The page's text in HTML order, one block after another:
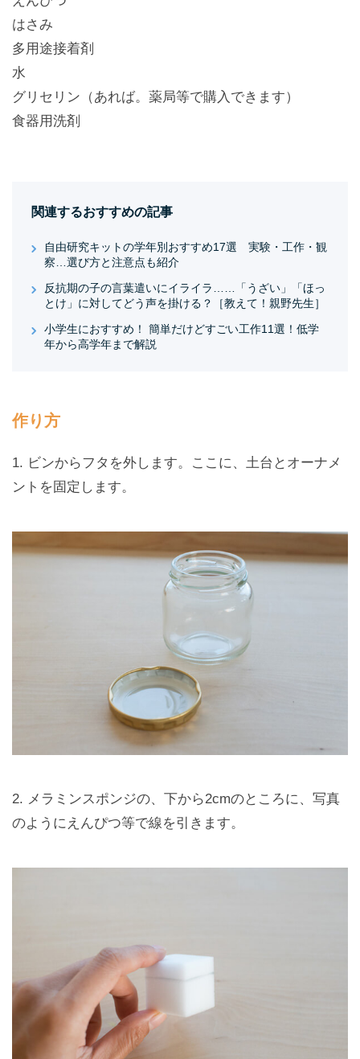
はさみ
多用途接着剤
水
グリセリン（あれば。薬局等で購入できます）
食器用洗剤
関連するおすすめの記事
自由研究キットの学年別おすすめ17選 実験・工作・観
察…選び方と注意点も紹介
反抗期の子の言葉遣いにイライラ……「うざい」「ほっ
とけ」に対してどう声を掛ける？［教えて！親野先生］
小学生におすすめ！ 簡単だけどすごい工作11選！低学
年から高学年まで解説
作り方
1. ビンからフタを外します。ここに、土台とオーナメ
ントを固定します。
2. メラミンスポンジの、下から2cmのところに、写真
のようにえんぴつ等で線を引きます。